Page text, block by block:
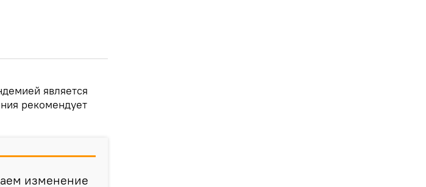
является
рекомендует
изменение